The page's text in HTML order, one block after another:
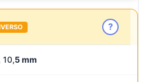
?
10,5 mm